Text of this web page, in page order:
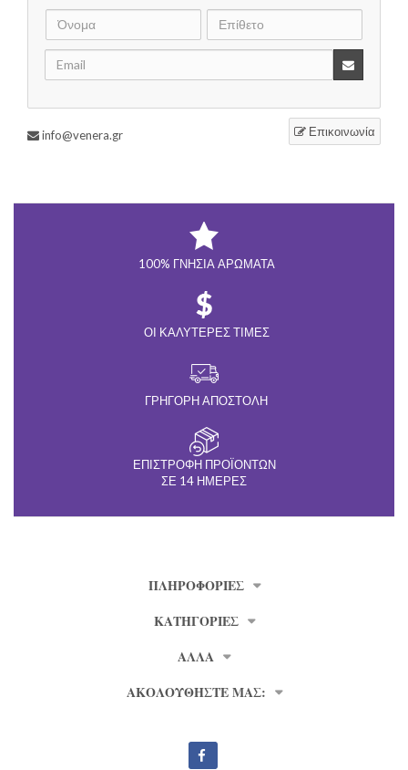
Επικοινωνία
info@venera.gr
100% ΓΝΉΣΙΑ ΑΡΏΜΑΤΑ
ΟΙ ΚΑΛΎΤΕΡΕΣ ΤΙΜΈΣ
ΓΡΉΓΟΡΗ ΑΠΟΣΤΟΛΉ
ΕΠΙΣΤΡΟΦΉ ΠΡΟΪΌΝΤΩΝ
ΣΕ 14 ΗΜΈΡΕΣ
ΠΛΗΡΟΦΟΡΊΕΣ
ΚΑΤΗΓΟΡΙΕΣ
ΑΛΛΑ
ΑΚΟΛΟΥΘΗΣΤΕ ΜΑΣ: